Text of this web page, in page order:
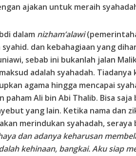
ajakan untuk meraih
dalam nizham’alawi
dan kebahagiaan yang
sebab ini bukanlah jalan
adalah syahadah.
agama hingga mencapai
paham Ali bin Abi Thalib. Bisa
yang lain. Ketika nama dan
merindukan syahadah, seraya
dan adanya keharusan
kehinaan, bangkai. Aku siap